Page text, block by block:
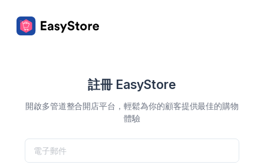
註冊 EasyStore
開啟多管道整合開店平台，輕鬆為你的顧客提供最佳的購物
體驗